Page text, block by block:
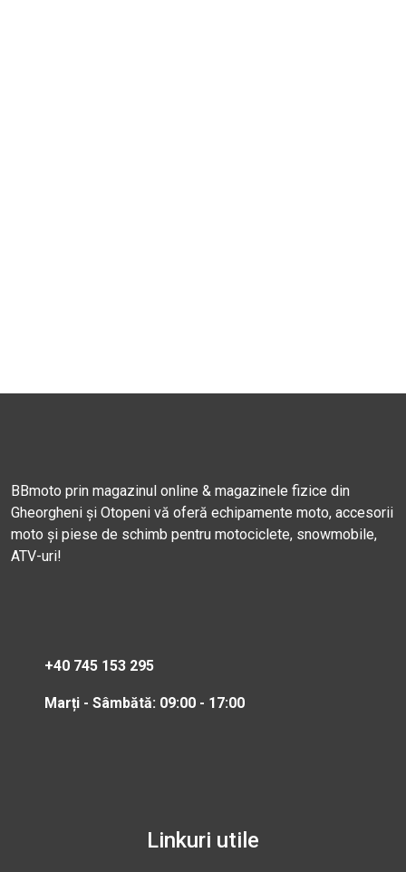
BBmoto prin magazinul online & magazinele fizice din
Gheorgheni și Otopeni vă oferă echipamente moto, accesorii
moto și piese de schimb pentru motociclete, snowmobile,
ATV-uri!
+40 745 153 295
Marți - Sâmbătă: 09:00 - 17:00
Linkuri utile